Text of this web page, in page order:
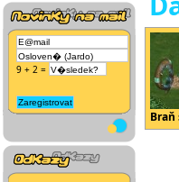
9 + 2 =
Braň